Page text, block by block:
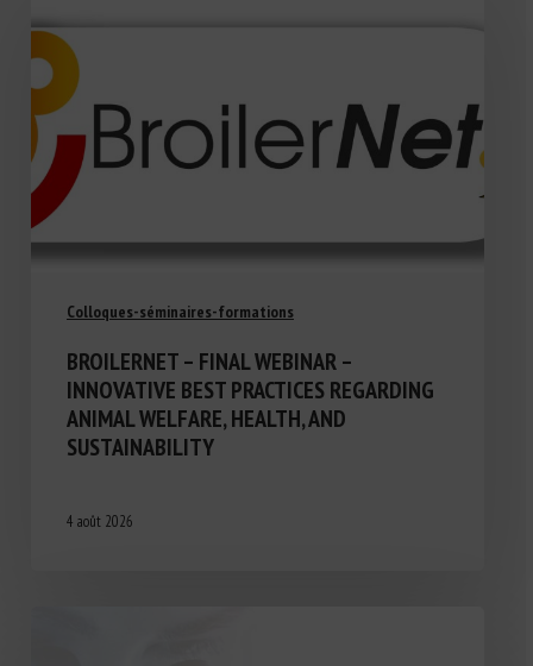
Colloques-séminaires-formations
BROILERNET – FINAL WEBINAR –
INNOVATIVE BEST PRACTICES REGARDING
ANIMAL WELFARE, HEALTH, AND
SUSTAINABILITY
4 août 2026